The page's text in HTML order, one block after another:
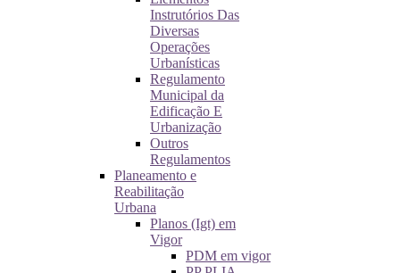
Instrutórios Das
Diversas
Operações
Urbanísticas
Regulamento
Municipal da
Edificação E
Urbanização
Outros
Regulamentos
Planeamento e
Reabilitação
Urbana
Planos (Igt) em
Vigor
PDM em vigor